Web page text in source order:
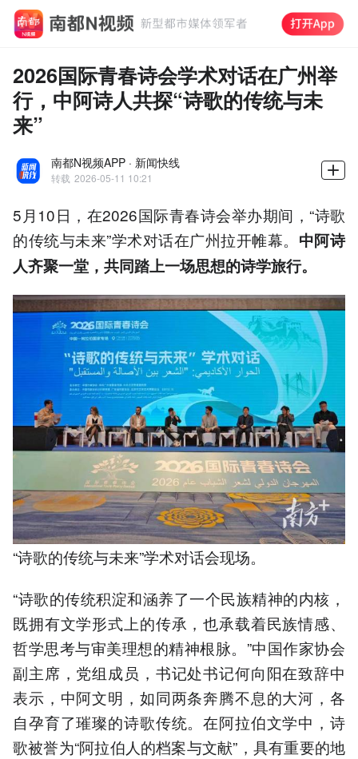
2026国际青春诗会学术对话在广州举
行，中阿诗人共探“诗歌的传统与未
来”
南都N视频APP · 新闻快线
转载 2026-05-11 10:21
5月10日，在2026国际青春诗会举办期间，“诗歌
的传统与未来”学术对话在广州拉开帷幕。 中阿诗
人齐聚一堂，共同踏上一场思想的诗学旅行。
“诗歌的传统与未来”学术对话会现场。
“诗歌的传统积淀和涵养了一个民族精神的内核，
既拥有文学形式上的传承，也承载着民族情感、
哲学思考与审美理想的精神根脉。”中国作家协会
副主席，党组成员，书记处书记何向阳在致辞中
表示，中阿文明，如同两条奔腾不息的大河，各
自孕育了璀璨的诗歌传统。在阿拉伯文学中，诗
歌被誉为“阿拉伯人的档案与文献”，具有重要的地